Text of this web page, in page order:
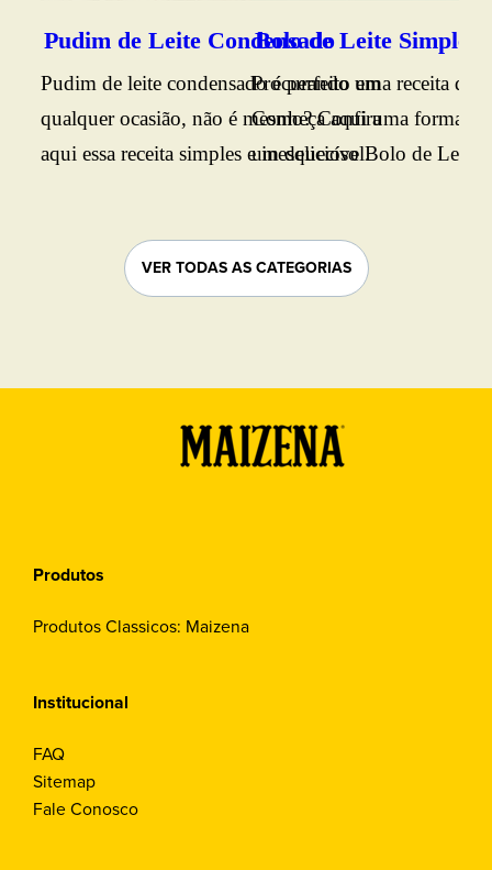
Pudim de Leite Condensado
Pudim de leite condensado é perfeito em
qualquer ocasião, não é mesmo? Confira
aqui essa receita simples e inesquecível.
Bolo de Leite Simples
Procurando uma receita de
Conheça aqui uma forma
um delicioso Bolo de Leite.
VER TODAS AS CATEGORIAS
Produtos
Produtos Classicos: Maizena
Institucional
FAQ
Sitemap
Fale Conosco